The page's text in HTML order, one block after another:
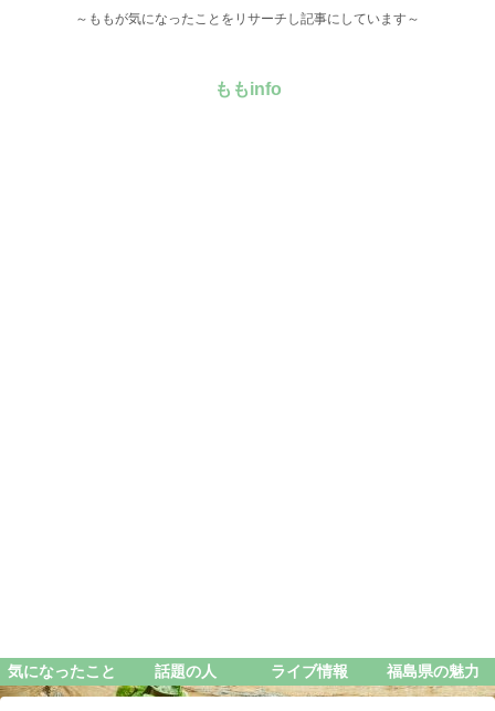
～ももが気になったことをリサーチし記事にしています～
ももinfo
気になったこと 話題の人 ライブ情報 福島県の魅力